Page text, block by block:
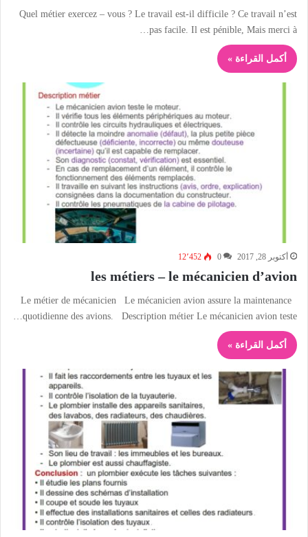
Quel métier exercez – vous ? Le travail est-il difficile ? Ce travail n’est
pas facile. Il est pénible, Mais merci à…
أكمل القراءة »
أكتوبر 28, 2017 0 12٬452
les métiers – le mécanicien d’avion
Le métier de mécanicien Le mécanicien avion assure la maintenance
quotidienne des avions. Description métier Le mécanicien avion teste…
أكمل القراءة »